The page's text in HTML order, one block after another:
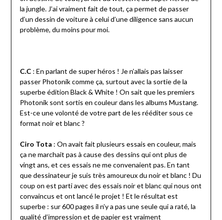
la jungle. J’ai vraiment fait de tout, ça permet de passer
d’un dessin de voiture à celui d’une diligence sans aucun
problème, du moins pour moi.
C.C: En parlant de super héros ! Je n’allais pas laisser
passer Photonik comme ça, surtout avec la sortie de la
superbe édition Black & White ! On sait que les premiers
Photonik sont sortis en couleur dans les albums Mustang.
Est-ce une volonté de votre part de les rééditer sous ce
format noir et blanc ?
Ciro Tota : On avait fait plusieurs essais en couleur, mais
ça ne marchait pas à cause des dessins qui ont plus de
vingt ans, et ces essais ne me convenaient pas. En tant
que dessinateur je suis très amoureux du noir et blanc ! Du
coup on est parti avec des essais noir et blanc qui nous ont
convaincus et ont lancé le projet ! Et le résultat est
superbe : sur 600 pages il n’y a pas une seule qui a raté, la
qualité d’impression et de papier est vraiment